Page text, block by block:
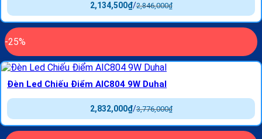
2,846,000₫
/
2,134,500₫
-25%
Đèn Led Chiếu Điểm AIC804 9W Duhal
3,776,000₫
/
2,832,000₫